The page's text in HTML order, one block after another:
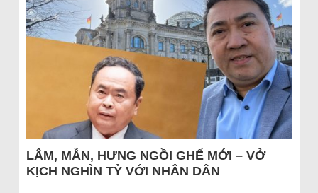
LÂM, MẪN, HƯNG NGỒI GHẾ MỚI – VỞ
KỊCH NGHÌN TỶ VỚI NHÂN DÂN